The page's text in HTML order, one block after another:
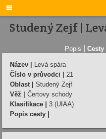

Studený Zejf |
Popis Cesty
Název |
Levá spára
Číslo v průvodci |
21
Oblast |
Studený Zejf
Věž |
Čertovy schody
Klasifikace |
3 (UIAA)
Popis cesty |